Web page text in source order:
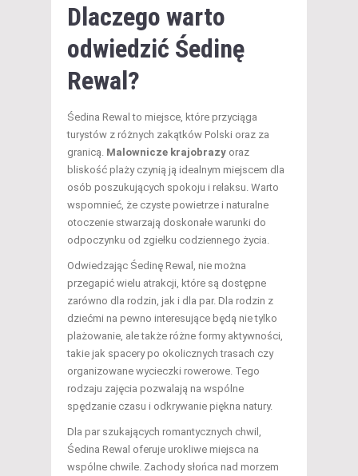
Dlaczego warto
odwiedzić Śedinę
Rewal?
Śedina Rewal to miejsce, które przyciąga
turystów z różnych zakątków Polski oraz za
granicą. Malownicze krajobrazy oraz
bliskość plaży czynią ją idealnym miejscem dla
osób poszukujących spokoju i relaksu. Warto
wspomnieć, że czyste powietrze i naturalne
otoczenie stwarzają doskonałe warunki do
odpoczynku od zgiełku codziennego życia.
Odwiedzając Śedinę Rewal, nie można
przegapić wielu atrakcji, które są dostępne
zarówno dla rodzin, jak i dla par. Dla rodzin z
dziećmi na pewno interesujące będą nie tylko
plażowanie, ale także różne formy aktywności,
takie jak spacery po okolicznych trasach czy
organizowane wycieczki rowerowe. Tego
rodzaju zajęcia pozwalają na wspólne
spędzanie czasu i odkrywanie piękna natury.
Dla par szukających romantycznych chwil,
Śedina Rewal oferuje urokliwe miejsca na
wspólne chwile. Zachody słońca nad morzem